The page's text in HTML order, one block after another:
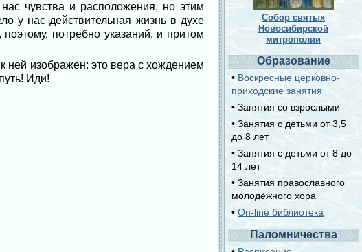
чувства и расположения, но этим
у нас действительная жизнь в духе
потребно указаний, и притом
ней изображен: это вера с хождением
Иди!
Собор святых
Новосибирской
митрополии
Образование
• Воскресные церковно-
приходские занятия
• Занятия со взрослыми
• Занятия с детьми от 3,5
до 8 лет
• Занятия с детьми от 8 до
14 лет
• Занятия православного
молодёжного хора
• On-line библиотека
Паломничества